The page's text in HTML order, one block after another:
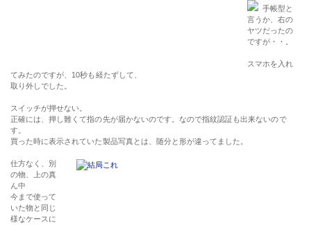
手帳型と
言うか、右の
ヤツだったの
ですが・・。
スマホを入れ
てみたのですが、10秒も経たずして、
取り外しでした。
スイッチが押せない。
正確には、押し難くて指の先が届かないのです。なので指紋認証も出来ないので
す。
買った時に表示されていた製品写真とは、随分と形が違ってました。
仕方なく、別
の物、上の真
ん中
今まで使って
いた物と同じ
様なケースに